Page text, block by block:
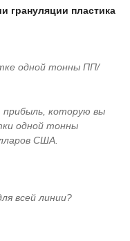
грануляции пластика
одной тонны ПП/
прибыль, которую вы
одной тонны
США.
всей линии?